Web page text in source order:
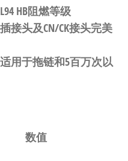
HB阻燃等级
接头及CN/CK接头完美
用于拖链和5百万次以
数值